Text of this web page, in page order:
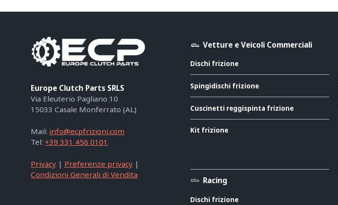
Europe Clutch Parts SRLS
Via Eleuterio Pagliano 10
15033 Casale Monferrato (AL)
Mail: info@ecpfrizioni.com
Tel: +39 331 456 0101
Privacy | Preferenze privacy |
Condizioni Generali di Vendita
Vetture e Veicoli Commerciali
Dischi frizione
Spingidischi frizione
Cuscinetti reggispinta frizione
Kit frizione
Racing
Dischi frizione